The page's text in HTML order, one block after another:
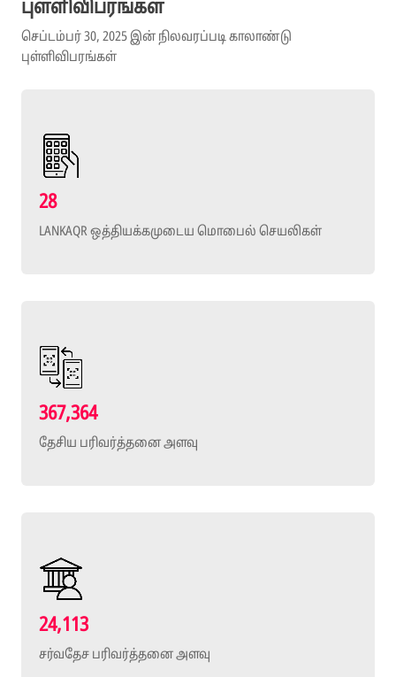
புள்ளிவிபரங்கள்
செப்டம்பர் 30, 2025 இன் நிலவரப்படி காலாண்டு
புள்ளிவிபரங்கள்
28
LANKAQR ஒத்தியக்கமுடைய மொபைல் செயலிகள்
367,364
தேசிய பரிவர்த்தனை அளவு
24,113
சர்வதேச பரிவர்த்தனை அளவு